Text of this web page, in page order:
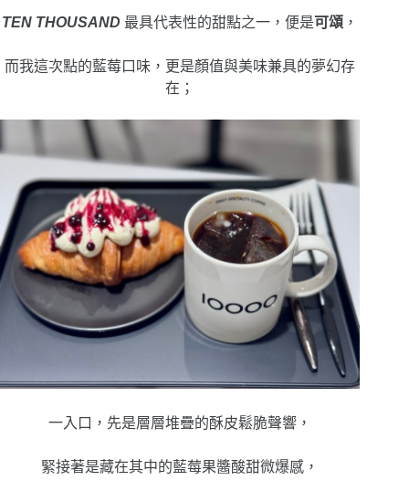
TEN THOUSAND 最具代表性的甜點之一，便是可頌 ，
而我這次點的藍莓口味，更是顏值與美味兼具的夢幻存
在；
一入口，先是層層堆疊的酥皮鬆脆聲響，
緊接著是藏在其中的藍莓果醬酸甜微爆感，